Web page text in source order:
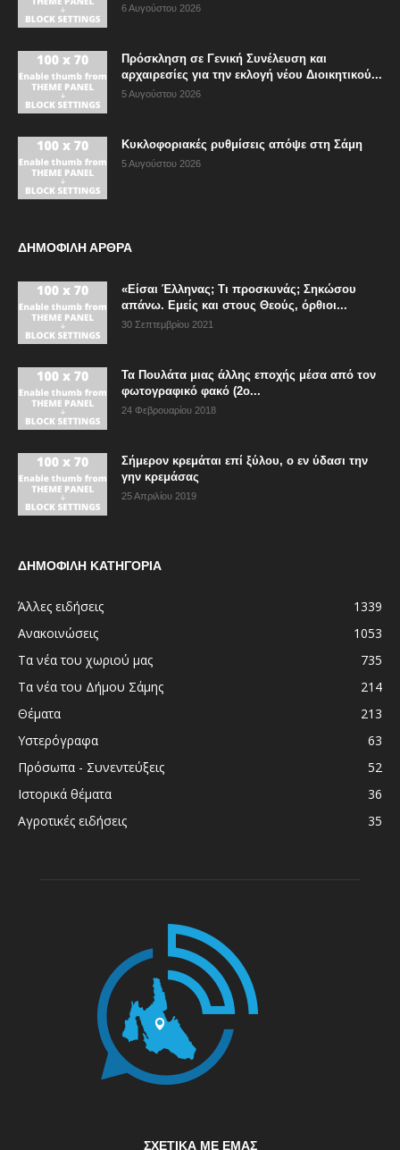
6 Αυγούστου 2026
Πρόσκληση σε Γενική Συνέλευση και
αρχαιρεσίες για την εκλογή νέου Διοικητικού...
5 Αυγούστου 2026
Κυκλοφοριακές ρυθμίσεις απόψε στη Σάμη
5 Αυγούστου 2026
ΔΗΜΟΦΙΛΗ ΑΡΘΡΑ
«Είσαι Έλληνας; Τι προσκυνάς; Σηκώσου
απάνω. Εμείς και στους Θεούς, όρθιοι...
30 Σεπτεμβρίου 2021
Τα Πουλάτα μιας άλλης εποχής μέσα από τον
φωτογραφικό φακό (2ο...
24 Φεβρουαρίου 2018
Σήμερον κρεμάται επί ξύλου, ο εν ύδασι την
γην κρεμάσας
25 Απριλίου 2019
ΔΗΜΟΦΙΛΗ ΚΑΤΗΓΟΡΙΑ
Άλλες ειδήσεις
1339
Ανακοινώσεις
1053
Τα νέα του χωριού μας
735
Τα νέα του Δήμου Σάμης
214
Θέματα
213
Υστερόγραφα
63
Πρόσωπα - Συνεντεύξεις
52
Ιστορικά θέματα
36
Αγροτικές ειδήσεις
35
ΣΧΕΤΙΚΆ ΜΕ ΕΜΆΣ